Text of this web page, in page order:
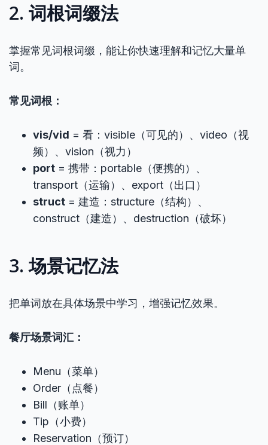
2. 词根词缀法
掌握常见词根词缀，能让你快速理解和记忆大量单
词。
常见词根：
vis/vid = 看：visible（可见的）、video（视
频）、vision（视力）
port = 携带：portable（便携的）、
transport（运输）、export（出口）
struct = 建造：structure（结构）、
construct（建造）、destruction（破坏）
3. 场景记忆法
把单词放在具体场景中学习，增强记忆效果。
餐厅场景词汇：
Menu（菜单）
Order（点餐）
Bill（账单）
Tip（小费）
Reservation（预订）